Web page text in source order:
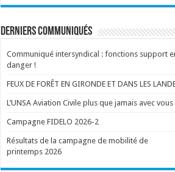
:
Derniers communiqués
Communiqué intersyndical : fonctions support
danger !
FEUX DE FORÊT EN GIRONDE ET DANS LES
L’UNSA Aviation Civile plus que jamais avec vous
Campagne FIDELO 2026-2
Résultats de la campagne de mobilité de
printemps 2026